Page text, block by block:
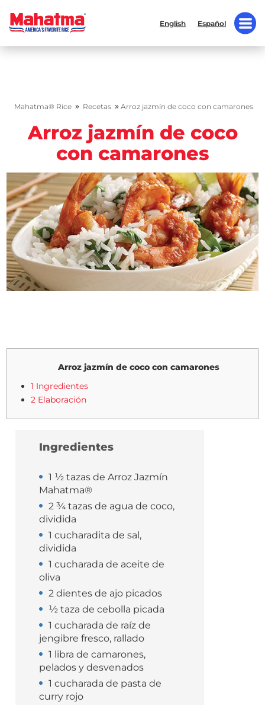
English Español
Mahatma® Rice » Recetas » Arroz jazmín de coco con camarones
Arroz jazmín de coco
con camarones
Arroz jazmín de coco con camarones
1 Ingredientes
2 Elaboración
Ingredientes
1 ½ tazas de Arroz Jazmín
Mahatma®
2 ¾ tazas de agua de coco,
dividida
1 cucharadita de sal,
dividida
1 cucharada de aceite de
oliva
2 dientes de ajo picados
½ taza de cebolla picada
1 cucharada de raíz de
jengibre fresco, rallado
1 libra de camarones,
pelados y desvenados
1 cucharada de pasta de
curry rojo